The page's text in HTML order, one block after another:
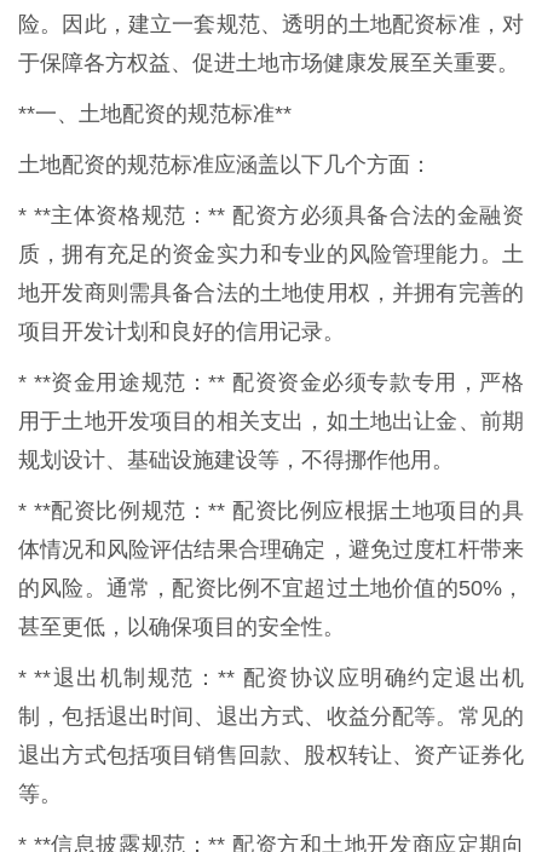
险。因此，建立一套规范、透明的土地配资标准，对
于保障各方权益、促进土地市场健康发展至关重要。
**一、土地配资的规范标准**
土地配资的规范标准应涵盖以下几个方面：
* **主体资格规范：** 配资方必须具备合法的金融资
质，拥有充足的资金实力和专业的风险管理能力。土
地开发商则需具备合法的土地使用权，并拥有完善的
项目开发计划和良好的信用记录。
* **资金用途规范：** 配资资金必须专款专用，严格
用于土地开发项目的相关支出，如土地出让金、前期
规划设计、基础设施建设等，不得挪作他用。
* **配资比例规范：** 配资比例应根据土地项目的具
体情况和风险评估结果合理确定，避免过度杠杆带来
的风险。通常，配资比例不宜超过土地价值的50%，
甚至更低，以确保项目的安全性。
* **退出机制规范：** 配资协议应明确约定退出机
制，包括退出时间、退出方式、收益分配等。常见的
退出方式包括项目销售回款、股权转让、资产证券化
等。
* **信息披露规范：** 配资方和土地开发商应定期向